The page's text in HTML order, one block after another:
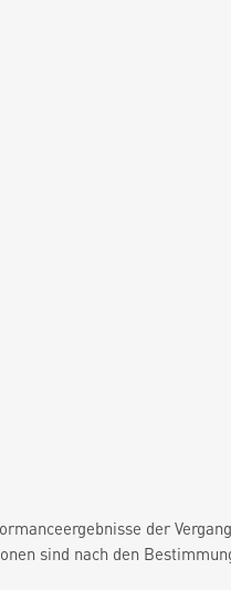
der
sind nach den